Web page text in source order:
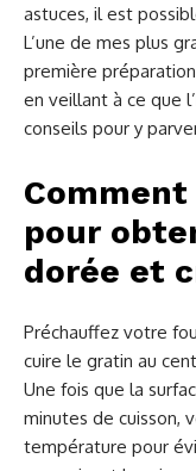
astuces, il est
L’une de mes plus
première
en veillant à ce que
conseils pour y
pour
dorée et
Préchauffez votre
cuire le gratin au
Une fois que la
minutes de cuisson,
température pour